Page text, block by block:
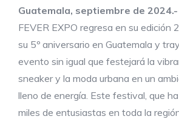
Guatemala, septiembre de 2024.-
FEVER EXPO regresa en su edición
su 5º aniversario en Guatemala y
evento sin igual que festejará la
sneaker y la moda urbana en un
lleno de energía. Este festival, que
miles de entusiastas en toda la